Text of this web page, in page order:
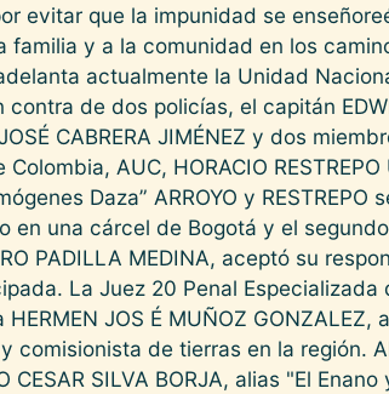
evitar que la impunidad se
familia y a la comunidad en los
actualmente la Unidad
de dos policías, el capitán
CABRERA JIMÉNEZ y dos
AUC, HORACIO
Daza” ARROYO y
en una cárcel de Bogotá y el
PADILLA MEDINA, aceptó su
La Juez 20 Penal
JOS É MUÑOZ
comisionista de tierras en la región.
SILVA BORJA, alias "El